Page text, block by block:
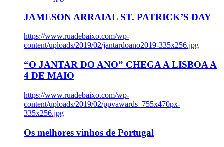
JAMESON ARRAIAL ST. PATRICK’S DAY
https://www.ruadebaixo.com/wp-
content/uploads/2019/02/jantardoano2019-335x256.jpg
“O JANTAR DO ANO” CHEGA A LISBOA A
4 DE MAIO
https://www.ruadebaixo.com/wp-
content/uploads/2019/02/ppvawards_755x470px-
335x256.jpg
Os melhores vinhos de Portugal